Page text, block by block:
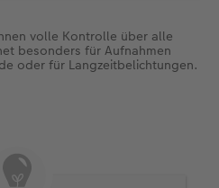
volle Kontrolle über alle
besonders für Aufnahmen
oder für Langzeitbelichtungen.